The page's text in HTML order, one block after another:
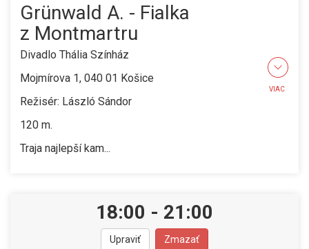
Grünwald A. - Fialka
z Montmartru
Divadlo Thália Színház
Mojmírova 1, 040 01 Košice
Režisér: László Sándor
120 m.
Traja najlepší kam...
VIAC
18:00 - 21:00
Upraviť Zmazať